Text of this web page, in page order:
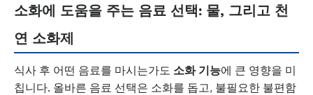
소화에 도움을 주는 음료 선택: 물, 그리고 천
연 소화제
식사 후 어떤 음료를 마시는가도 소화 기능에 큰 영향을 미
칩니다. 올바른 음료 선택은 소화를 돕고, 불필요한 불편함